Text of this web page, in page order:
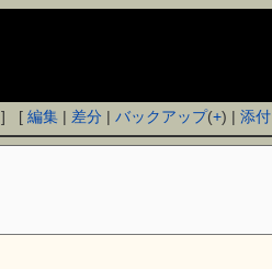
[編集 | 差分 |バックアップ(+) |添付